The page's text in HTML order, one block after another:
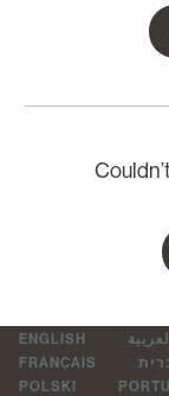
ENGLISH العربية
FRANÇAIS
POLSKI